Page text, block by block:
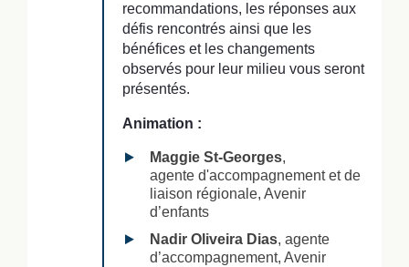
recommandations, les réponses aux
défis rencontrés ainsi que les
bénéfices et les changements
observés pour leur milieu vous seront
présentés.
Animation :
Maggie St-Georges,
agente d'accompagnement et de
liaison régionale, Avenir
d’enfants
Nadir Oliveira Dias, agente
d’accompagnement, Avenir